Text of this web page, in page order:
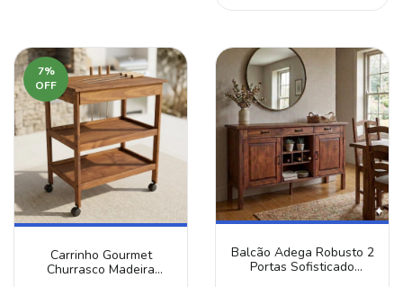
7%
OFF
Carrinho Gourmet
Churrasco Madeira
Balcão Adega Robusto 2
Portas Sofisticado